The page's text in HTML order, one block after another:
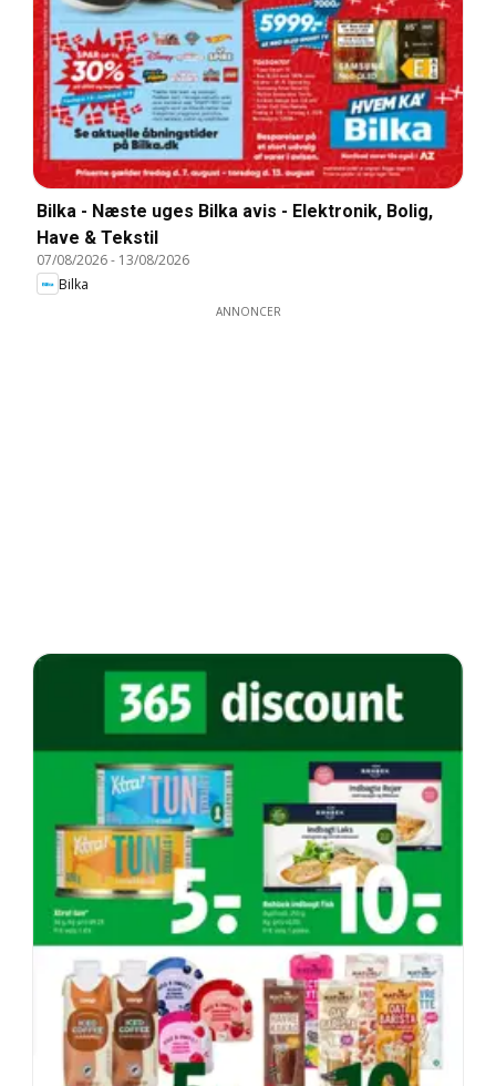
Bilka - Næste uges Bilka avis - Elektronik, Bolig,
Have & Tekstil
07/08/2026- 13/08/2026
Bilka
ANNONCER